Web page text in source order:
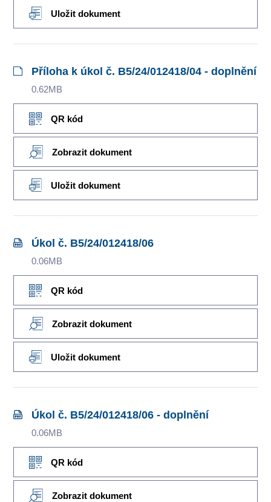
Uložit dokument
Příloha k úkol č. B5/24/012418/04 - doplnění
0.62MB
QR kód
Zobrazit dokument
Uložit dokument
Úkol č. B5/24/012418/06
0.06MB
QR kód
Zobrazit dokument
Uložit dokument
Úkol č. B5/24/012418/06 - doplnění
0.06MB
QR kód
Zobrazit dokument